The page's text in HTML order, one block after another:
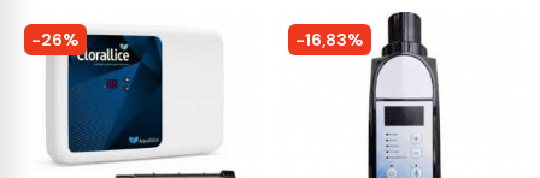
-26% -16,83%